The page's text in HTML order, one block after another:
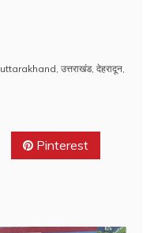
uttarakhand, उत्तराखंड, देहरादून,
Pinterest